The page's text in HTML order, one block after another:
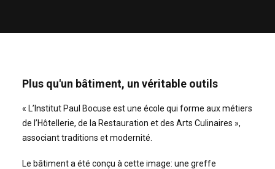
Plus qu'un bâtiment, un véritable outils
« L’Institut Paul Bocuse est une école qui forme aux métiers
de l’Hôtellerie, de la Restauration et des Arts Culinaires »,
associant traditions et modernité.
Le bâtiment a été conçu à cette image: une greffe